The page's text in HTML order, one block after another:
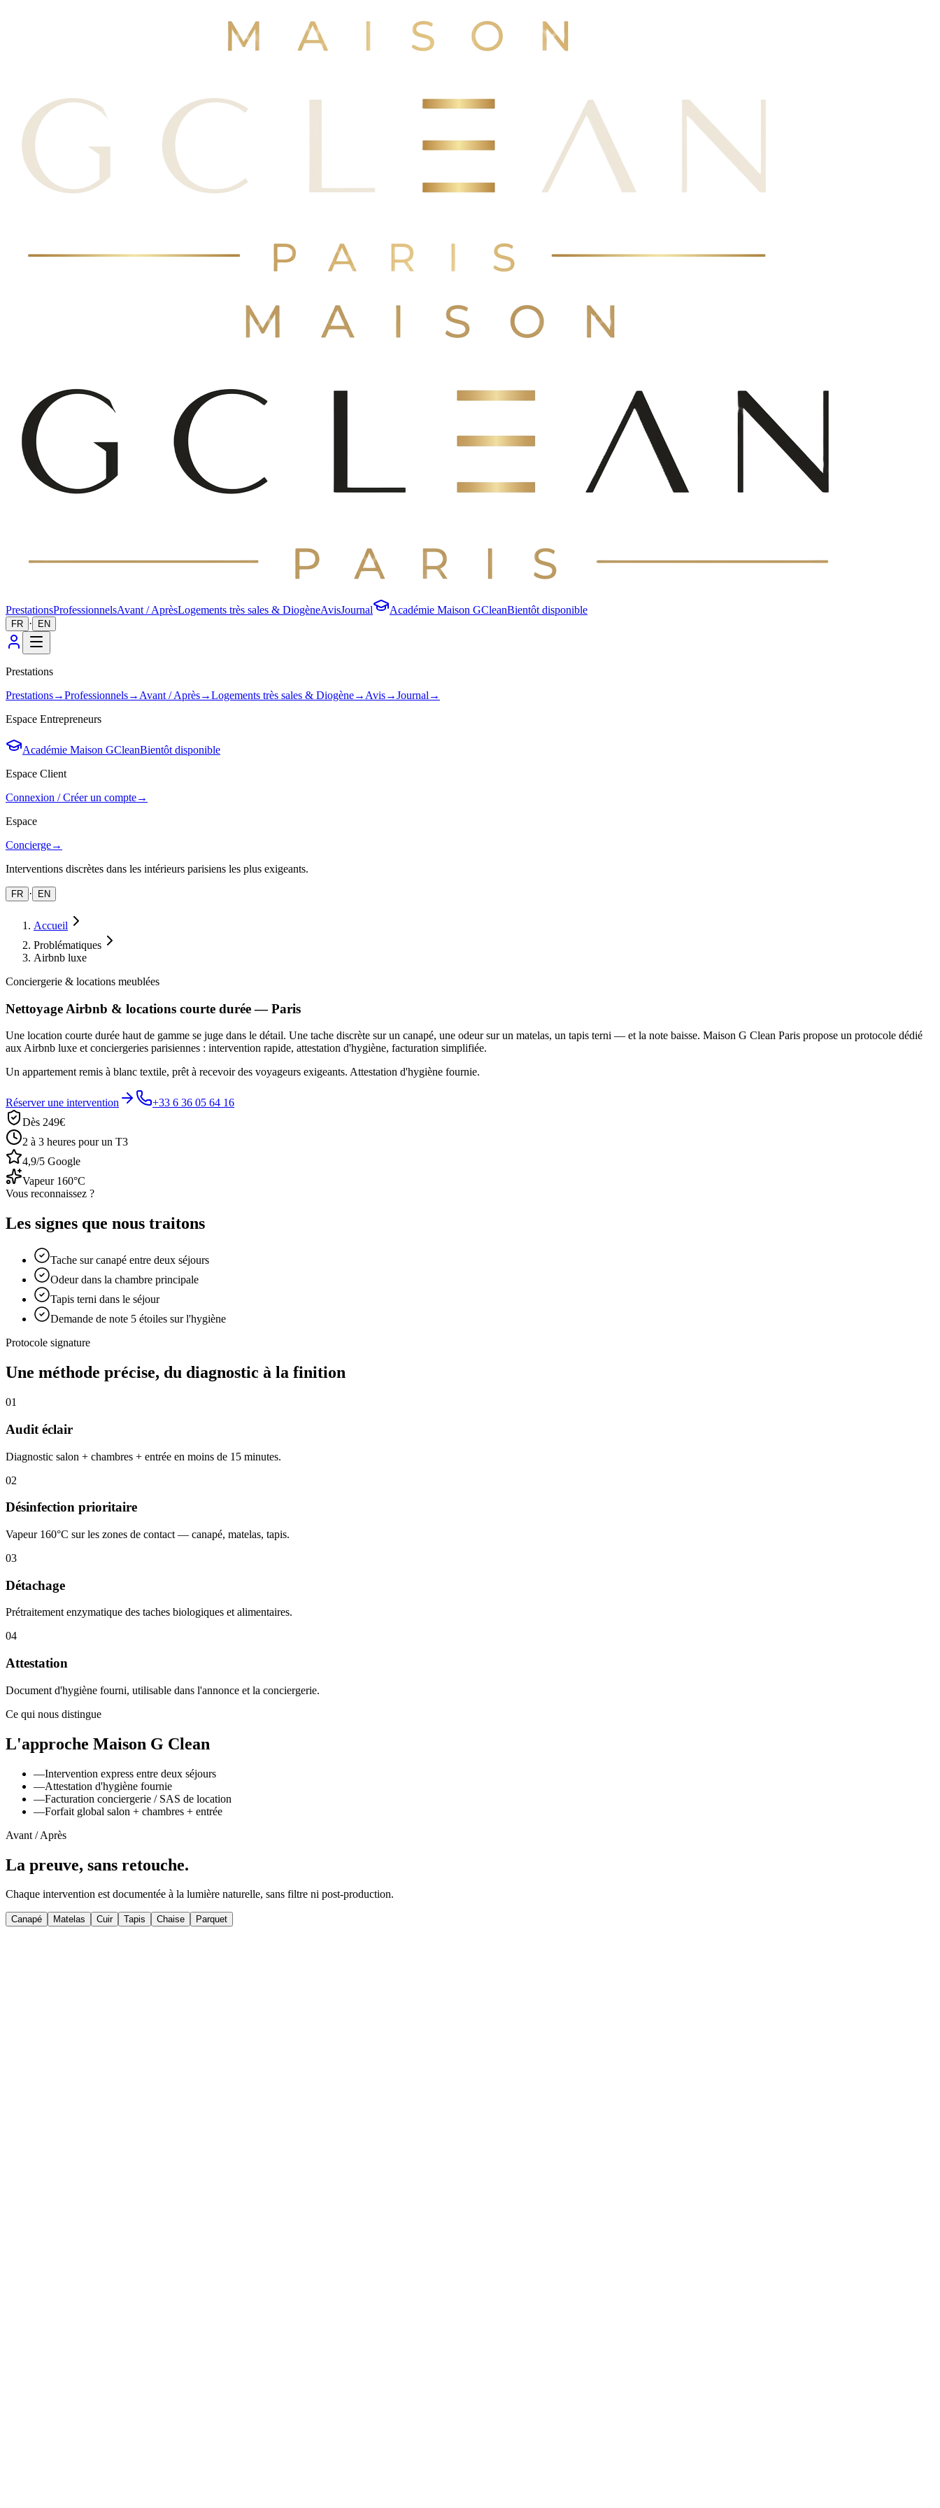
PrestationsProfessionnelsAvant / AprèsLogements très sales & DiogèneAvisJournal Académie Maison GCleanBientôt disponible
FR · EN
Prestations
Prestations→Professionnels→ Avant / Après→Logements très sales & Diogène→ Avis→Journal →
Espace Entrepreneurs
Académie Maison GCleanBientôt disponible
Espace Client
Connexion / Créer un compte→
Espace
Concierge→
Interventions discrètes dans les intérieurs parisiens les plus exigeants.
FR · EN
Accueil
Problématiques
Airbnb luxe
Conciergerie & locations meublées
Nettoyage Airbnb & locations courte durée — Paris
Une location courte durée haut de gamme se juge dans le détail. Une tache discrète sur un canapé, une odeur sur un matelas, un tapis terni — et la note baisse. Maison G Clean Paris propose un protocole dédié
aux Airbnb luxe et conciergeries parisiennes : intervention rapide, attestation d'hygiène, facturation simplifiée.
Un appartement remis à blanc textile, prêt à recevoir des voyageurs exigeants. Attestation d'hygiène fournie.
Réserver une intervention
+33 6 36 05 64 16
Dès 249€
2 à 3 heures pour un T3
4,9/5 Google
Vapeur 160°C
Vous reconnaissez ?
Les signes que nous traitons
Tache sur canapé entre deux séjours
Odeur dans la chambre principale
Tapis terni dans le séjour
Demande de note 5 étoiles sur l'hygiène
Protocole signature
Une méthode précise, du diagnostic à la finition
01
Audit éclair
Diagnostic salon + chambres + entrée en moins de 15 minutes.
02
Désinfection prioritaire
Vapeur 160°C sur les zones de contact — canapé, matelas, tapis.
03
Détachage
Prétraitement enzymatique des taches biologiques et alimentaires.
04
Attestation
Document d'hygiène fourni, utilisable dans l'annonce et la conciergerie.
Ce qui nous distingue
L'approche Maison G Clean
—Intervention express entre deux séjours
—Attestation d'hygiène fournie
—Facturation conciergerie / SAS de location
—Forfait global salon + chambres + entrée
Avant / Après
La preuve, sans retouche.
Chaque intervention est documentée à la lumière naturelle, sans filtre ni post-production.
Canapé Matelas Cuir Tapis Chaise Parquet